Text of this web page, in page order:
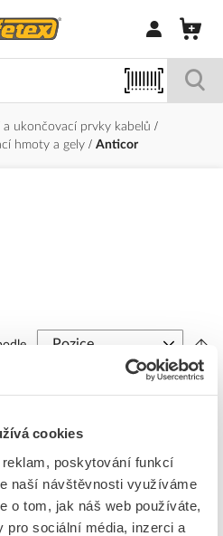
cookies
poskytování funkcí
naší návštěvnosti využíváme
o tom, jak náš web používáte,
sociální média, inzerci a
Přihlásit/
a ukončovací prvky kabelů
hmoty a gely Anticor
11.361.414
7011103100705
ANTICOR
221,71 Kč/ks